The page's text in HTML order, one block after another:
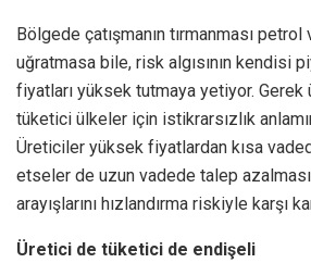
Bölgede çatışmanın tırmanması
uğratmasa bile, risk algısının kendisi
fiyatları yüksek tutmaya yetiyor.
tüketici ülkeler için istikrarsızlık
Üreticiler yüksek fiyatlardan kısa
etseler de uzun vadede talep
arayışlarını hızlandırma riskiyle karşı
Üretici de tüketici de endişeli